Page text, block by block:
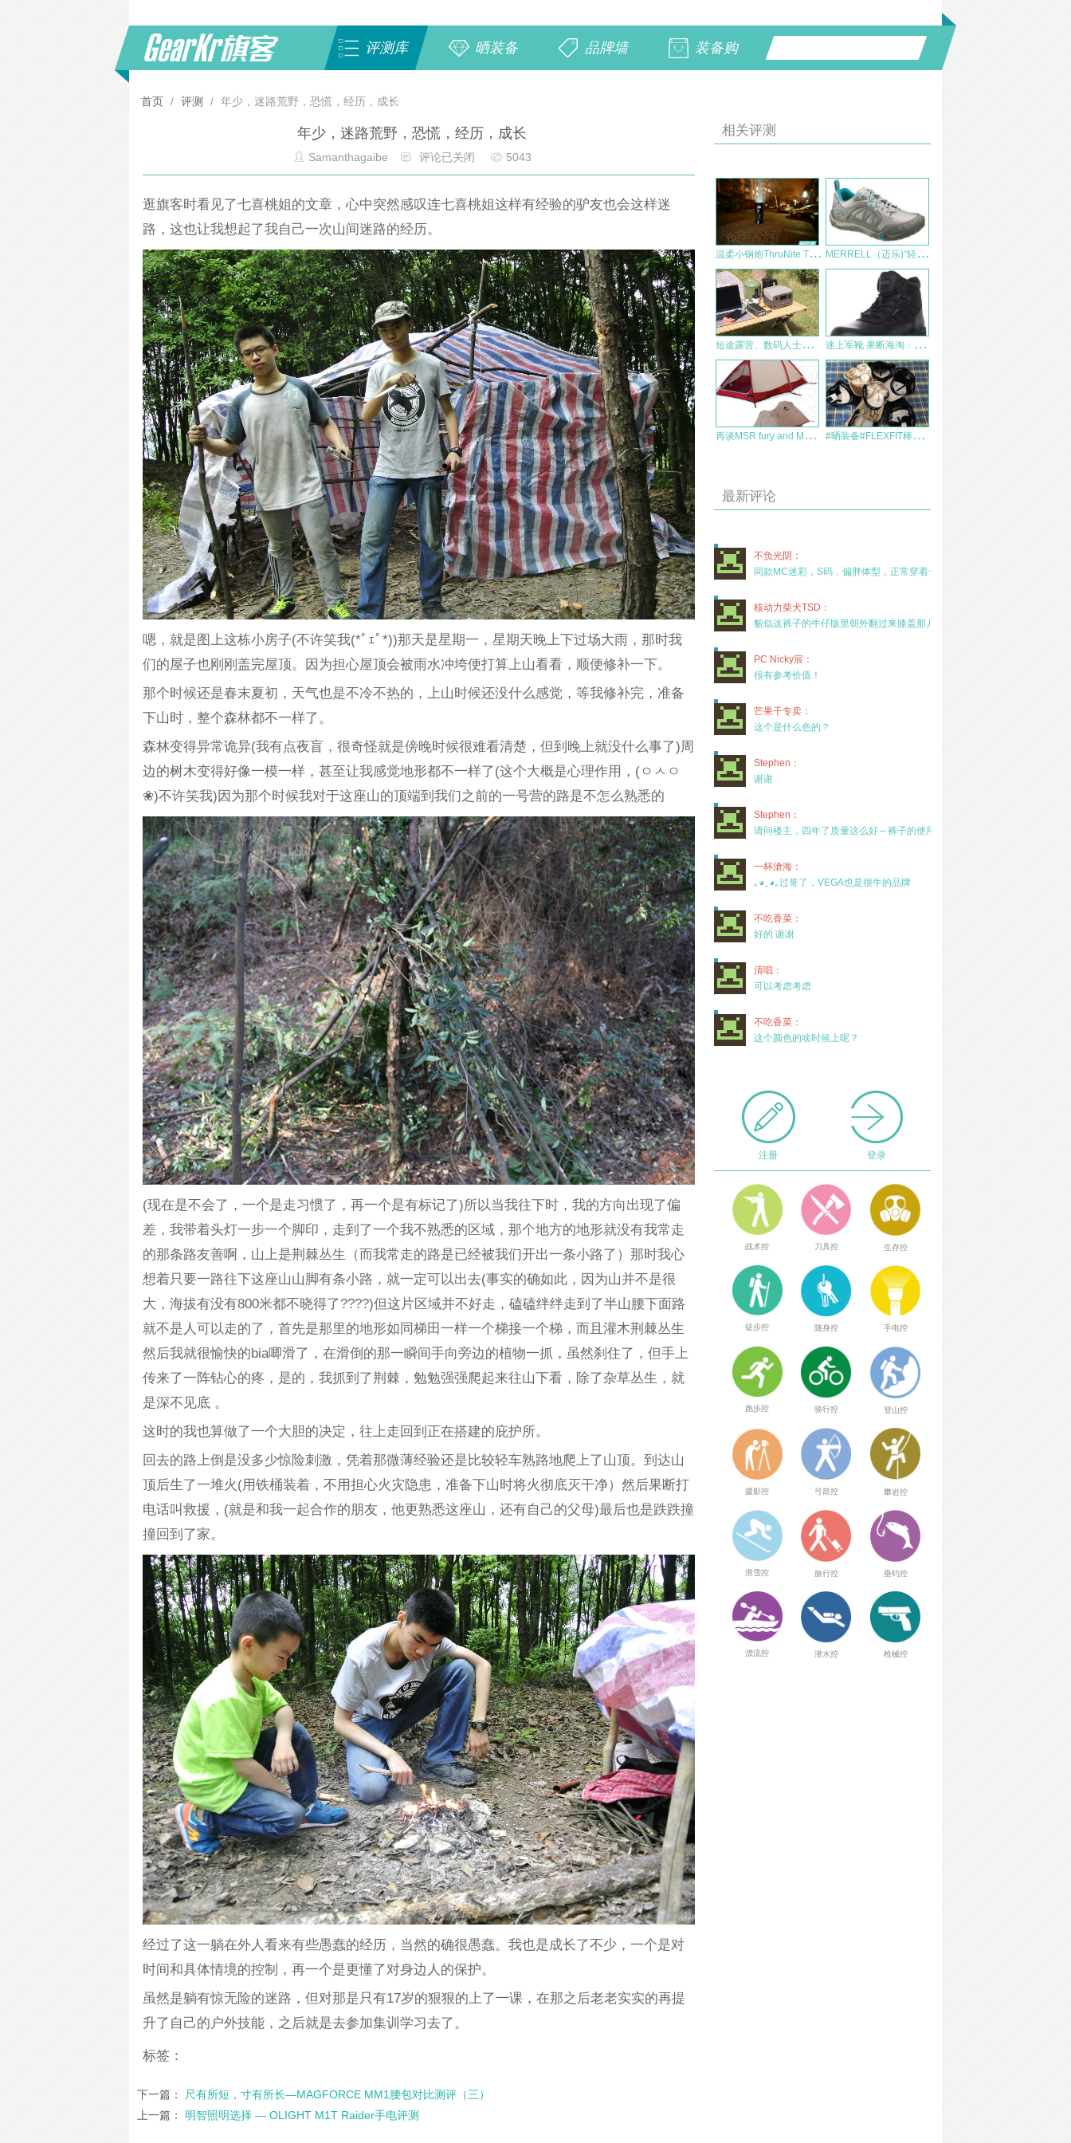
评测库 晒装备 品牌墙 装备购
首页 / 评测 / 年少，迷路荒野，恐慌，经历，成长
年少，迷路荒野，恐慌，经历，成长
Samanthagaibe 评论已关闭 5043
逛旗客时看见了七喜桃姐的文章，心中突然感叹连七喜桃姐这样有经验的驴友也会这样迷
路，这也让我想起了我自己一次山间迷路的经历。
嗯，就是图上这栋小房子(不许笑我(*ﾟｪﾟ*))那天是星期一，星期天晚上下过场大雨，那时我
们的屋子也刚刚盖完屋顶。因为担心屋顶会被雨水冲垮便打算上山看看，顺便修补一下。
那个时候还是春末夏初，天气也是不冷不热的，上山时候还没什么感觉，等我修补完，准备
下山时，整个森林都不一样了。
森林变得异常诡异(我有点夜盲，很奇怪就是傍晚时候很难看清楚，但到晚上就没什么事了)周
边的树木变得好像一模一样，甚至让我感觉地形都不一样了(这个大概是心理作用，(ㅇㅅㅇ
❀)不许笑我)因为那个时候我对于这座山的顶端到我们之前的一号营的路是不怎么熟悉的
(现在是不会了，一个是走习惯了，再一个是有标记了)所以当我往下时，我的方向出现了偏
差，我带着头灯一步一个脚印，走到了一个我不熟悉的区域，那个地方的地形就没有我常走
的那条路友善啊，山上是荆棘丛生（而我常走的路是已经被我们开出一条小路了）那时我心
想着只要一路往下这座山山脚有条小路，就一定可以出去(事实的确如此，因为山并不是很
大，海拔有没有800米都不晓得了????)但这片区域并不好走，磕磕绊绊走到了半山腰下面路
就不是人可以走的了，首先是那里的地形如同梯田一样一个梯接一个梯，而且灌木荆棘丛生
然后我就很愉快的bia唧滑了，在滑倒的那一瞬间手向旁边的植物一抓，虽然刹住了，但手上
传来了一阵钻心的疼，是的，我抓到了荆棘，勉勉强强爬起来往山下看，除了杂草丛生，就
是深不见底 。
这时的我也算做了一个大胆的决定，往上走回到正在搭建的庇护所。
回去的路上倒是没多少惊险刺激，凭着那微薄经验还是比较轻车熟路地爬上了山顶。到达山
顶后生了一堆火(用铁桶装着，不用担心火灾隐患，准备下山时将火彻底灭干净）然后果断打
电话叫救援，(就是和我一起合作的朋友，他更熟悉这座山，还有自己的父母)最后也是跌跌撞
撞回到了家。
经过了这一躺在外人看来有些愚蠢的经历，当然的确很愚蠢。我也是成长了不少，一个是对
时间和具体情境的控制，再一个是更懂了对身边人的保护。
虽然是躺有惊无险的迷路，但对那是只有17岁的狠狠的上了一课，在那之后老老实实的再提
升了自己的户外技能，之后就是去参加集训学习去了。
标签：
下一篇：
尺有所短，寸有所长—MAGFORCE MM1腰包对比测评（三）
上一篇： 明智照明选择 — OLIGHT M1T Raider手电评测
相关评测
温
柔小钢炮ThruNite TN30（2016版）入手评测 多图慎入 LL0899出品 M
ERRELL（迈乐)“轻量”户外多功能鞋测评报告
短
途露营、数码人士必备！EcoFlow正浩睿RIVER 2户外电源体验 迷
上军靴 果断海淘：Bates Enforcer 5 Inch SZ Leather Nylon SEMC Uniform CQB 美军5寸军靴
再
谈MSR fury and MHW trango 2 #
晒装备#FLEXFIT棒球帽之王——装备控的FF收藏
最新评论
不负光阴：
同款MC迷彩，S码，偏胖体型，正常穿着一年半，没
核动力柴犬TSD：
貌似这裤子的牛仔版里朝外翻过来膝盖那儿有放护膝的
PC Nicky宸：
很有参考价值！
芒果干专卖：
这个是什么色的？
Stephen：
谢谢
Stephen：
请问楼主，四年了质量这么好～裤子的使用率高吗？
一杯滄海：
｡◕‿◕｡过誉了，VEGA也是很牛的品牌
不吃香菜：
好的 谢谢
清唱：
可以考虑考虑
不吃香菜：
这个颜色的啥时候上呢？
注册 登录
战术控 刀具控 生存控
徒步控 随身控 手电控
跑步控 骑行控 登山控
摄影控 弓箭控 攀岩控
滑雪控 旅行控 垂钓控
漂流控 潜水控 枪械控